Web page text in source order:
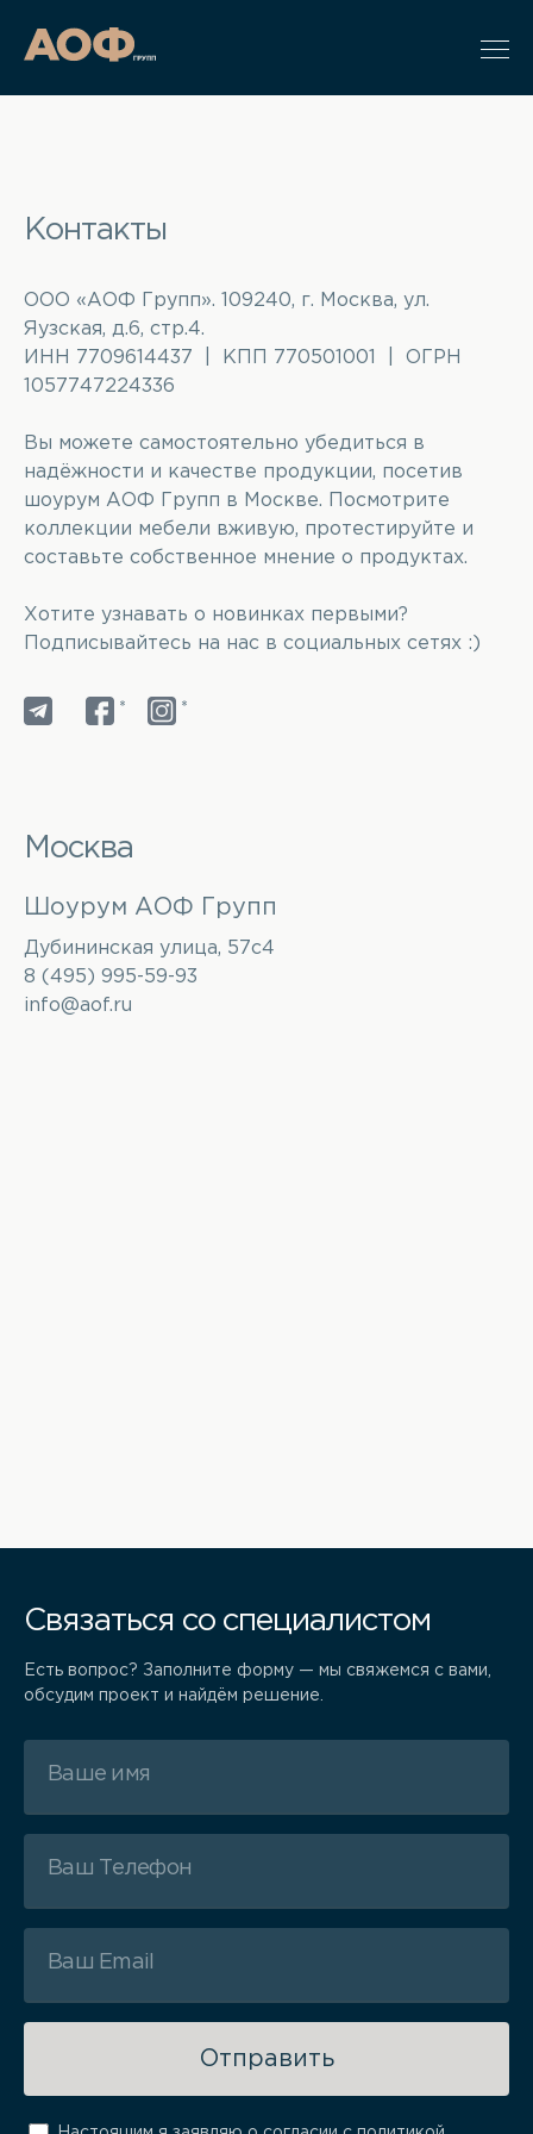
Контакты
ООО «АОФ Групп». 109240, г. Москва, ул.
Яузская, д.6, стр.4.
ИНН 7709614437 | КПП 770501001 | ОГРН
1057747224336
Вы можете самостоятельно убедиться в
надёжности и качестве продукции, посетив
шоурум АОФ Групп в Москве. Посмотрите
коллекции мебели вживую, протестируйте и
составьте собственное мнение о продуктах.
Хотите узнавать о новинках первыми?
Подписывайтесь на нас в социальных сетях :)
* *
Москва
Шоурум АОФ Групп
Дубининская улица, 57с4
8 (495) 995-59-93
info@aof.ru
Связаться со специалистом
Есть вопрос? Заполните форму — мы свяжемся с вами,
обсудим проект и найдём решение.
Отправить